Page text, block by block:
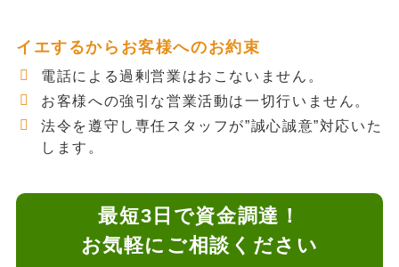
イエするからお客様へのお約束
電話による過剰営業はおこないません。
お客様への強引な営業活動は一切行いません。
法令を遵守し専任スタッフが”誠心誠意”対応いた
します。
最短3日で資金調達！
お気軽にご相談ください